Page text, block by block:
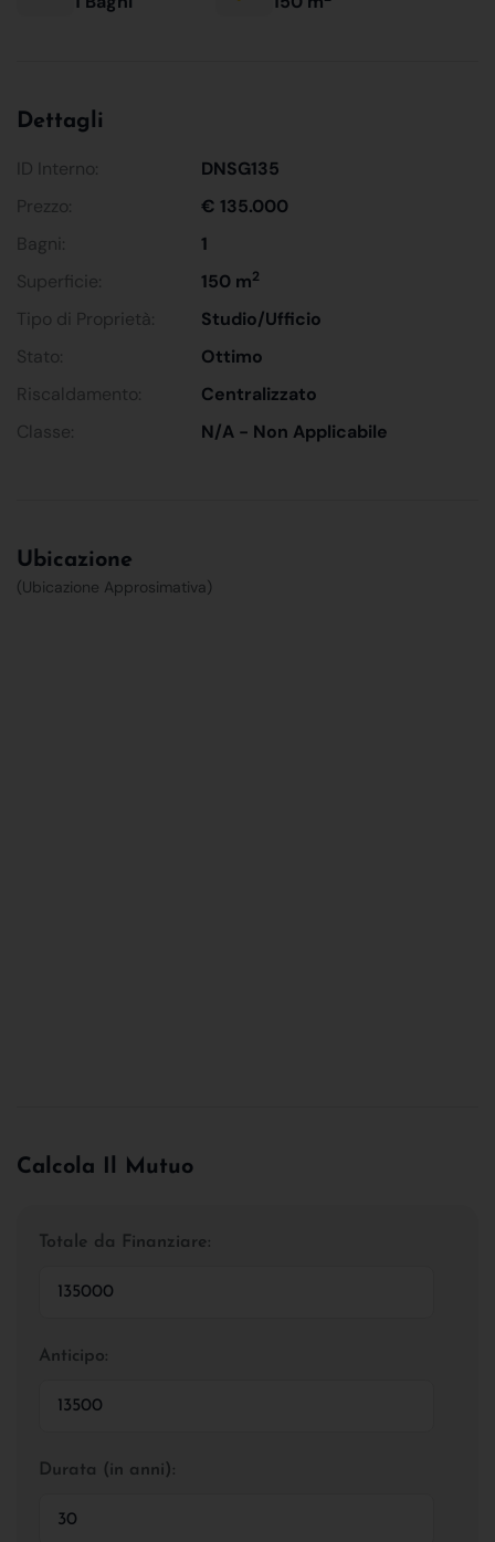
Dettagli
ID Interno:
DNSG135
Prezzo:
€ 135.000
Bagni:
1
Superficie:
150 m2
Tipo di Proprietà:
Studio/Ufficio
Stato:
Ottimo
Riscaldamento:
Centralizzato
Classe:
N/A - Non Applicabile
Ubicazione
(Ubicazione Approsimativa)
Calcola Il Mutuo
Totale da Finanziare:
Anticipo:
Durata (in anni):